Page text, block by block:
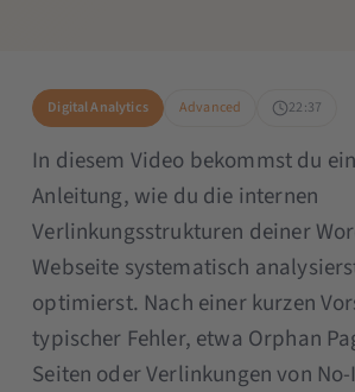
Digital Analytics Advanced 22:37
In diesem Video bekommst du
Anleitung, wie du die internen
Verlinkungsstrukturen deiner
Webseite systematisch
optimierst. Nach einer kurzen
typischer Fehler, etwa Orphan
Seiten oder Verlinkungen von